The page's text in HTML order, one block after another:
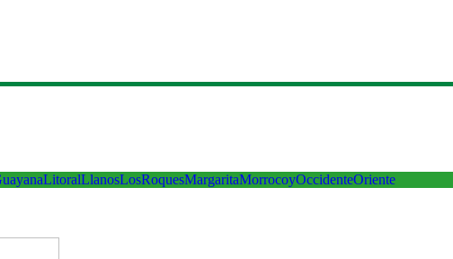
LitoralLlanosLosRoquesMargaritaMorrocoyOccidenteOriente